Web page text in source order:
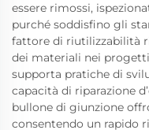
essere rimossi,
purché soddisfino gli
fattore di riutilizzabilità
dei materiali nei
supporta pratiche di
capacità di riparazione
bullone di giunzione
consentendo un rapido